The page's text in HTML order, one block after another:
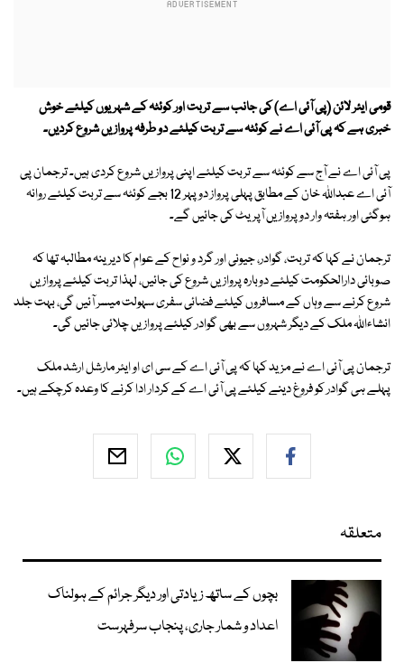
قومی ایئر لائن (پی آئی اے) کی جانب سے تربت اور کوئٹہ کے شہریوں کیلئے خوش
خبری ہے کہ پی آئی اے نے کوئٹہ سے تربت کیلئے دو طرفہ پروازیں شروع کردیں۔
پی آئی اے نے آج سے کوئٹہ سے تربت کیلئے اپنی پروازیں شروع کردی ہیں۔ ترجمان پی
آئی اے عبداللہ خان کے مطابق پہلی پرواز دوپہر 12 بجے کوئٹہ سے تربت کیلئے روانہ
ہوگئی اور ہفتہ وار دو پروازیں آپریٹ کی جائیں گے۔
ترجمان نے کہا کہ تربت، گوادر، جیونی اور گرد و نواح کے عوام کا دیرینہ مطالبہ تھا کہ
صوبائی دارالحکومت کیلئے دوبارہ پروازیں شروع کی جائیں، لہذا تربت کیلئے پروازیں
شروع کرنے سے وہاں کے مسافروں کیلئے فضائی سفری سہولت میسر آئیں گی، بہت جلد
انشاءاللہ ملک کے دیگر شہروں سے بھی گوادر کیلئے پروازیں چلائی جائیں گی۔
ترجمان پی آئی اے نے مزید کہا کہ پی آئی اے کے سی ای او ایئر مارشل ارشد ملک
پہلے ہی گوادر کو فروغ دینے کیلئے پی آئی اے کے کردار ادا کرنے کا وعدہ کرچکے ہیں۔
متعلقہ
بچوں کے ساتھ زیادتی اور دیگر جرائم کے ہولناک
اعداد و شمار جاری، پنجاب سرفہرست